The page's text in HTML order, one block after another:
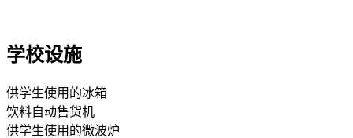
学校设施
供学生使用的冰箱
饮料自动售货机
供学生使用的微波炉